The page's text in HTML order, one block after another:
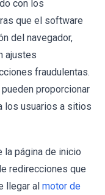
con los
que el software
del navegador,
ajustes
fraudulentas.
proporcionar
los usuarios a sitios
la página de inicio
redirecciones que
llegar al motor de